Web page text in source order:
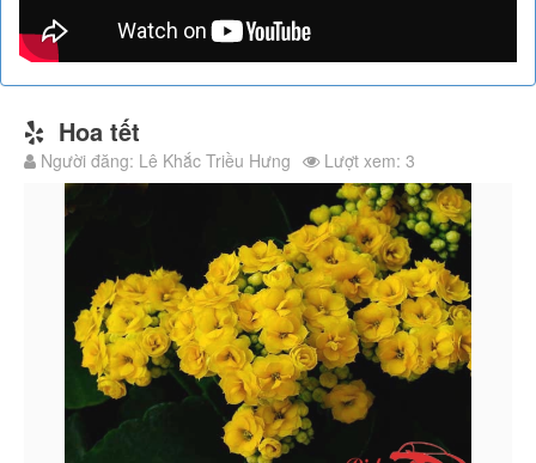
Hoa tết
Người đăng: Lê Khắc Triều Hưng Lượt xem: 3